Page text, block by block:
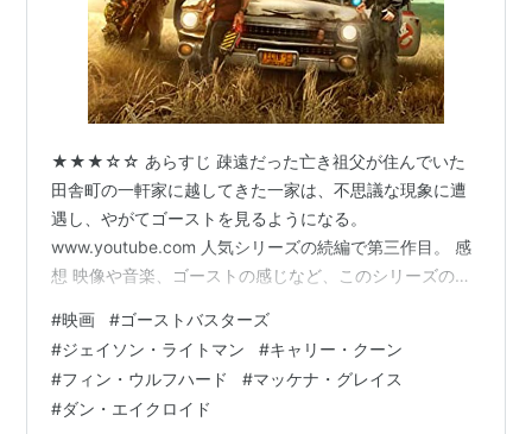
★★★☆☆ あらすじ 疎遠だった亡き祖父が住んでいた
田舎町の一軒家に越してきた一家は、不思議な現象に遭
遇し、やがてゴーストを見るようになる。
www.youtube.com 人気シリーズの続編で第三作目。 感
想 映像や音楽、ゴーストの感じなど、このシリーズの雰
にあったワクワク感やドキドキ感をうまく再現してい
る。それらを違和感なく演出するために、舞台も敢えて
田舎に移しているのだろう。ただ80年代的なレトロな小
道具はほとんど登場しないので、こだわったのはあくま
#映画 #ゴーストバスターズ
#ジェイソン・ライトマン #キャリー・クーン
#フィン・ウルフハード #マッケナ・グレイス
#ダン・エイクロイド